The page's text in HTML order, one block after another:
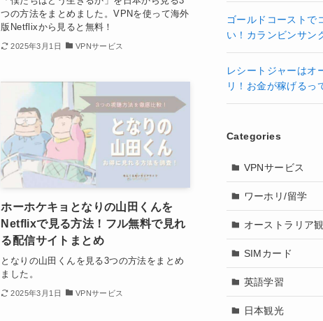
つの方法をまとめました。VPNを使って海外
版Netflixから見ると無料！
2025年3月1日 VPNサービス
ホーホケキョとなりの山田くんを
Netflixで見る方法！フル無料で見れ
る配信サイトまとめ
となりの山田くんを見る3つの方法をまとめ
ました。
2025年3月1日 VPNサービス
ゴールドコーストで
い！カランビンサン
レシートジャーはオ
リ！お金が稼げるっ
Categories
VPNサービス
ワーホリ/留学
オーストラリア
SIMカード
英語学習
日本観光